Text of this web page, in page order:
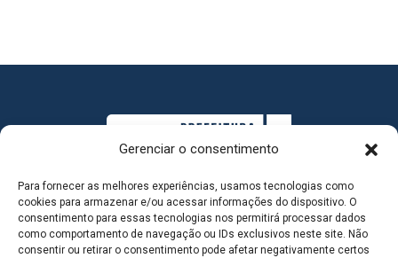
Gerenciar o consentimento
Para fornecer as melhores experiências, usamos tecnologias como
cookies para armazenar e/ou acessar informações do dispositivo. O
consentimento para essas tecnologias nos permitirá processar dados
como comportamento de navegação ou IDs exclusivos neste site. Não
consentir ou retirar o consentimento pode afetar negativamente certos
MAPA DO SITE